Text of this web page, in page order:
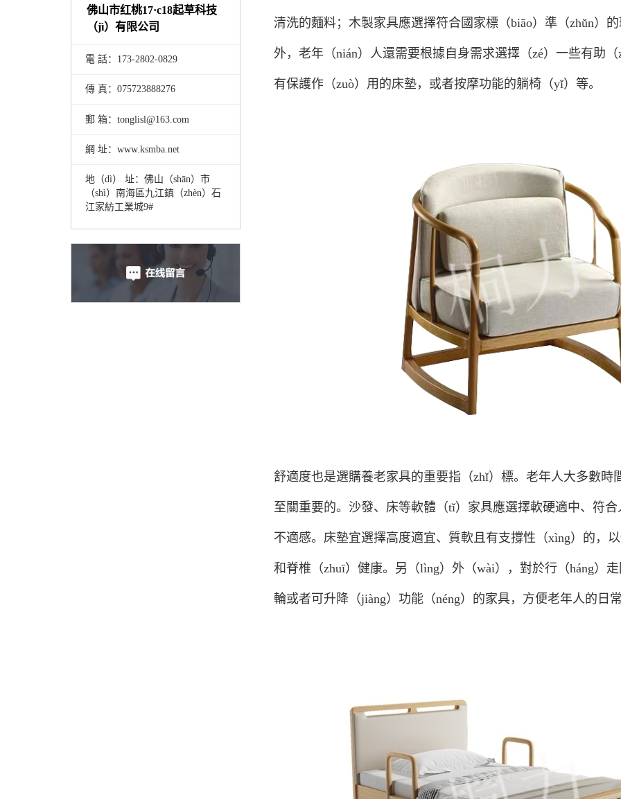
佛山市红桃17·c18起草科技
（jì）有限公司
電 話：173-2802-0829
傳 真：075723888276
郵 箱：tonglisl@163.com
網 址：www.ksmba.net
地（dì） 址：佛山（shān）市
（shì）南海區九江鎮（zhèn）石
江家紡工業城9#
清洗的麵料；木製家具應選擇符合國家標（biāo）準（zhǔn）
外，老年（nián）人還需要根據自身需求選擇（zé）一些有助
有保護作（zuò）用的床墊，或者按摩功能的躺椅（yǐ）等。
舒適度也是選購養老家具的重要指（zhǐ）標。老年人大多數
至關重要的。沙發、床等軟體（tǐ）家具應選擇軟硬適中、符
不適感。床墊宜選擇高度適宜、質軟且有支撐性（xìng）的，
和脊椎（zhuī）健康。另（lìng）外（wài），對於行（háng）
輪或者可升降（jiàng）功能（néng）的家具，方便老年人的日